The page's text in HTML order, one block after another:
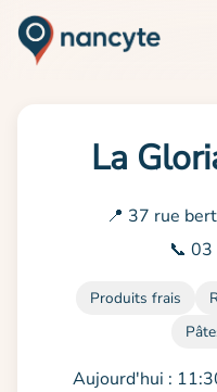
La
📍 37 rue
📞
Produits frais
Aujourd'hui :